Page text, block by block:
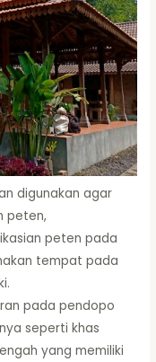
digunakan agar
peten,
peten pada
tempat pada
pada pendopo
seperti khas
yang memiliki